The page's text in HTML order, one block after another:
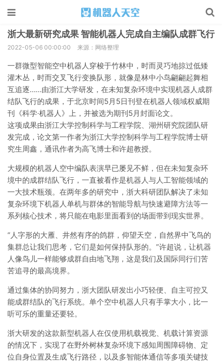
浙大最新研究成果 智能机器人完成自主编队成群飞行
2022-05-06 00:00:00 来源：网络整理
一群微型智能空中机器人穿梭于竹林中，时而灵巧地掠过低矮
灌木丛，时而交叉飞行变换队形，就像是林中小鸟翩翩起舞相
互追逐……由浙江大学研发，在未知复杂环境中实现机器人成群
结队飞行的成果，于北京时间5月5日刊登在机器人领域权威期
刊《科学·机器人》上，并被选为期刊5月封面论文。
这项成果由浙江大学控制科学与工程学院、湖州研究院团队研
发完成，论文第一作者为浙江大学控制科学与工程学院博士研
究生周鑫，通讯作者为高飞博士和许超教授。
大规模的机器人空中编队表演早已屡见不鲜，但在未知复杂环
境中的成群结队飞行，一直被看作是机器人与人工智能领域的
一大技术瓶颈。在两年多的研究中，浙大科研团队解决了未知
复杂环境下机器人单机与群体的智能导航与快速避障方法等一
系列核心技术，将只能在电影里面看到的场面带到现实世界。
“人字形的大雁、井然有序的鸽群，仰望天空，自然界中飞鸟的
集群总让我们思考，它们是如何保持队形的。”许超说，让机器
人像鸟儿一样能够成群自由地飞翔，这是我们及国际同行们苦
苦追寻的最高境界。
通过集体的协同努力，浙大团队研发出小巧轻便、自主可控又
能成群结队的飞行系统。单个空中机器人只有手掌大小，比一
听可乐的重量还要轻。
浙大研发的这款新型机器人在仅使用机载视觉、机载计算资源
的情况下，实现了在野外树林复杂环境下感知周围障碍物、定
位自身位置及生成飞行路径，以及多智能体通信等多项关键技